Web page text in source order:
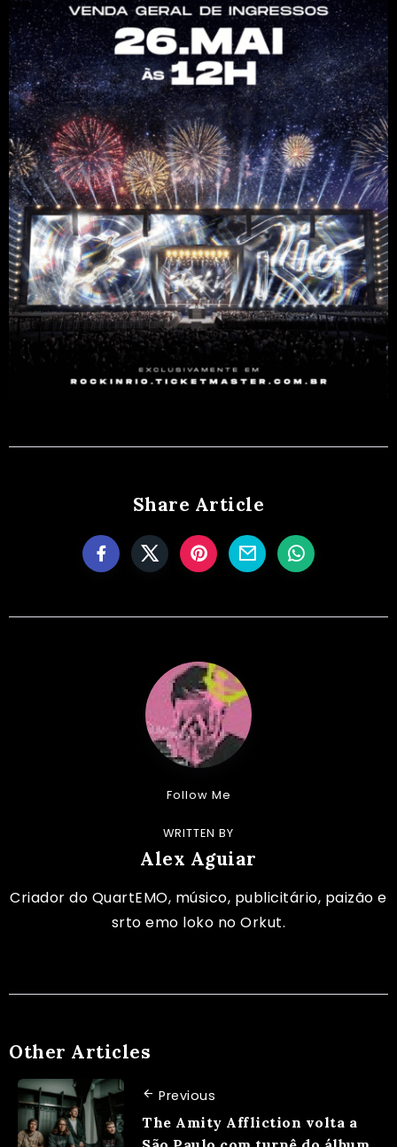
Share Article
Follow Me
WRITTEN BY
Alex Aguiar
Criador do QuartEMO, músico, publicitário, paizão e
srto emo loko no Orkut.
Other Articles
Previous
The Amity Affliction volta a